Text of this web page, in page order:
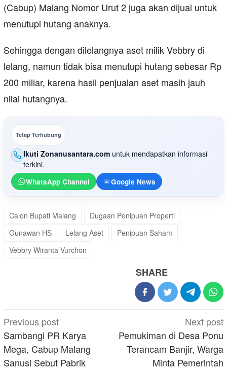
(Cabup) Malang Nomor Urut 2 juga akan dijual untuk
menutupi hutang anaknya.
Sehingga dengan dilelangnya aset milik Vebbry di
lelang, namun tidak bisa menutupi hutang sebesar Rp
200 miliar, karena hasil penjualan aset masih jauh
nilai hutangnya.
Tetap Terhubung
Ikuti Zonanusantara.com untuk mendapatkan informasi
terkini.
WhatsApp Channel Google News
Calon Bupati Malang
Dugaan Penipuan Properti
Gunawan HS
Lelang Aset
Penipuan Saham
Vebbry Wiranta Vurchon
SHARE
Post
navigation
Previous post
Sambangi PR Karya
Mega, Cabup Malang
Sanusi Sebut Pabrik
Next post
Pemukiman di Desa Ponu
Terancam Banjir, Warga
Minta Pemerintah